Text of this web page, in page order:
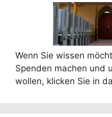
Wenn Sie wissen
Spenden machen und
wollen, klicken Sie in